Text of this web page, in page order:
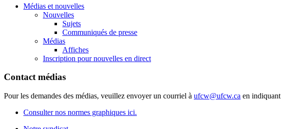
Médias et nouvelles
Nouvelles
Sujets
Communiqués de presse
Médias
Affiches
Inscription pour nouvelles en direct
Contact médias
Pour les demandes des médias, veuillez envoyer un courriel à ufcw@ufcw.ca en
Consulter nos normes graphiques ici.